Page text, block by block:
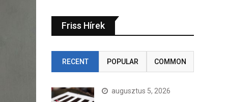
Friss Hírek
RECENT POPULAR COMMON
augusztus 5, 2026